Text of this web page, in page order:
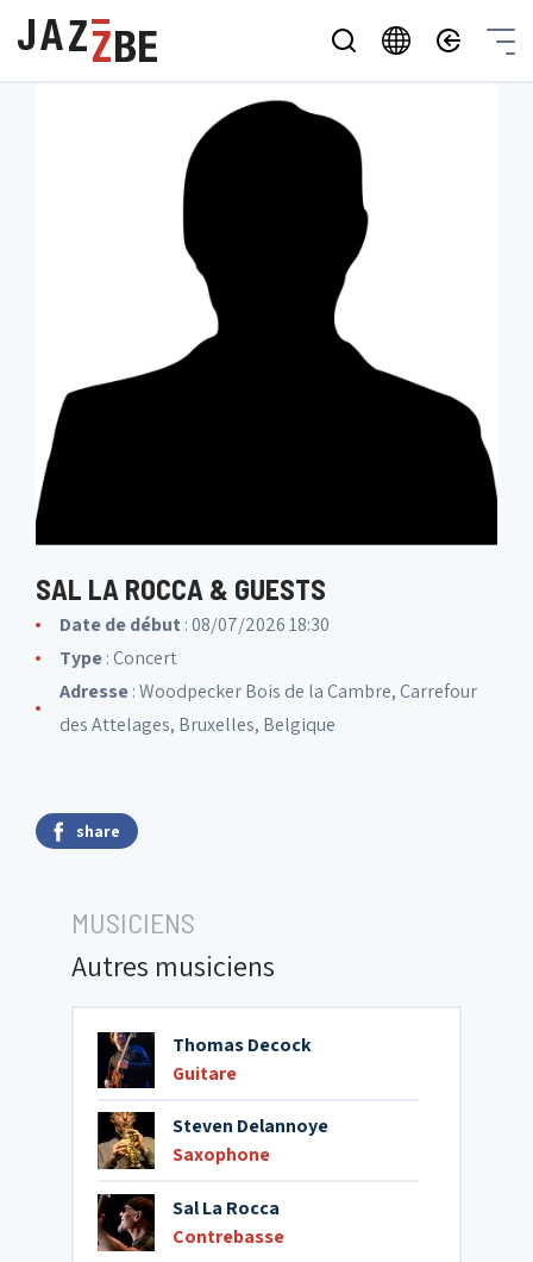
SAL LA ROCCA & GUESTS
Date de début : 08/07/2026 18:30
Type: Concert
Adresse: Woodpecker Bois de la Cambre, Carrefour
des Attelages, Bruxelles, Belgique
share
MUSICIENS
Autres musiciens
Thomas Decock
Guitare
Steven Delannoye
Saxophone
Sal La Rocca
Contrebasse